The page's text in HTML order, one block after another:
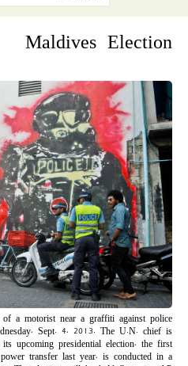
Maldives Election
of a motorist near a graffiti against police
Sept. 4, 2013. The U.N. chief is
upcoming presidential election, the first
transfer last year, is conducted in a